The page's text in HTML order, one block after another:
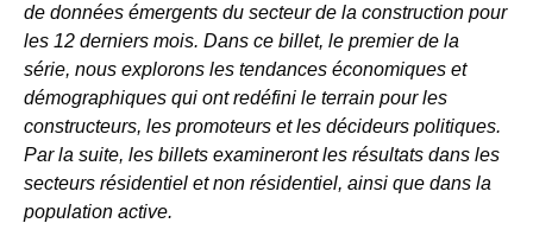
de données émergents du secteur de la construction pour
les 12 derniers mois. Dans ce billet, le premier de la
série, nous explorons les tendances économiques et
démographiques qui ont redéfini le terrain pour les
constructeurs, les promoteurs et les décideurs politiques.
Par la suite, les billets examineront les résultats dans les
secteurs résidentiel et non résidentiel, ainsi que dans la
population active.